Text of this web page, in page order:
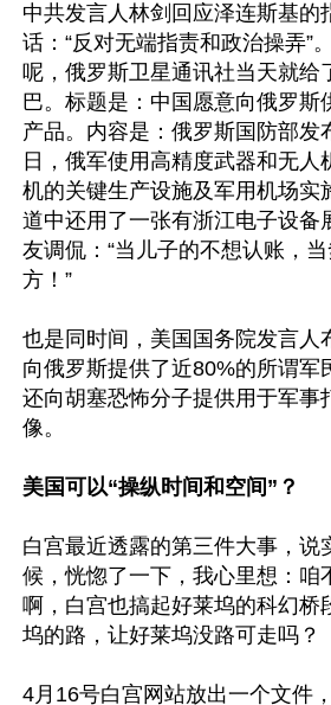
中共发言人林剑回应泽连斯基的
话：“反对无端指责和政治操弄”
呢，俄罗斯卫星通讯社当天就给
巴。标题是：中国愿意向俄罗斯
产品。内容是：俄罗斯国防部发
日，俄军使用高精度武器和无人
机的关键生产设施及军用机场实
道中还用了一张有浙江电子设备
友调侃：“当儿子的不想认账，
方！”
也是同时间，美国国务院发言人
向俄罗斯提供了近80%的所谓军
还向胡塞恐怖分子提供用于军事
像。
美国可以“操纵时间和空间”？
白宫最近透露的第三件大事，说
候，恍惚了一下，我心里想：咱
啊，白宫也搞起好莱坞的科幻桥
坞的路，让好莱坞没路可走吗？
4月16号白宫网站放出一个文件